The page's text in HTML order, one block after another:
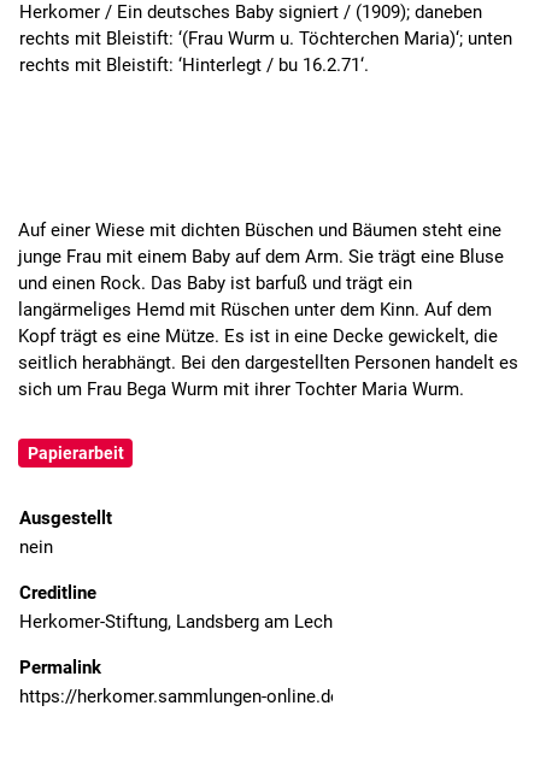
Herkomer / Ein deutsches Baby signiert / (1909); daneben
rechts mit Bleistift: ‘(Frau Wurm u. Töchterchen Maria)‘; unten
rechts mit Bleistift: ‘Hinterlegt / bu 16.2.71‘.
Auf einer Wiese mit dichten Büschen und Bäumen steht eine
junge Frau mit einem Baby auf dem Arm. Sie trägt eine Bluse
und einen Rock. Das Baby ist barfuß und trägt ein
langärmeliges Hemd mit Rüschen unter dem Kinn. Auf dem
Kopf trägt es eine Mütze. Es ist in eine Decke gewickelt, die
seitlich herabhängt. Bei den dargestellten Personen handelt es
sich um Frau Bega Wurm mit ihrer Tochter Maria Wurm.
Papierarbeit
Ausgestellt
nein
Creditline
Herkomer-Stiftung, Landsberg am Lech
Permalink